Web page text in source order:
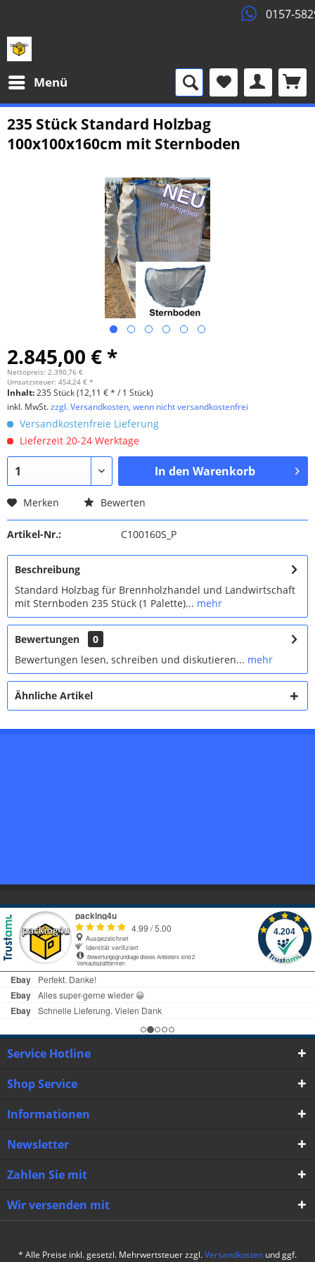
0157-58295099
Menü
235 Stück Standard Holzbag
100x100x160cm mit Sternboden
2.845,00 € *
Nettopreis: 2.390,76 €
Umsatzsteuer: 454,24 € *
Inhalt:235 Stück (12,11 € * / 1 Stück)
inkl. MwSt.zzgl. Versandkosten, wenn nicht versandkostenfrei
Versandkostenfreie Lieferung
Lieferzeit 20-24 Werktage
In den Warenkorb
Merken Bewerten
Artikel-Nr.: C100160S_P
Beschreibung
Standard Holzbag für Brennholzhandel und Landwirtschaft
mit Sternboden 235 Stück (1 Palette)... mehr
Bewertungen
0
Bewertungen lesen, schreiben und diskutieren... mehr
Ähnliche Artikel
Service Hotline
Shop Service
Informationen
Newsletter
Zahlen Sie mit
Wir versenden mit
* Alle Preise inkl. gesetzl. Mehrwertsteuer zzgl.Versandkosten und ggf.